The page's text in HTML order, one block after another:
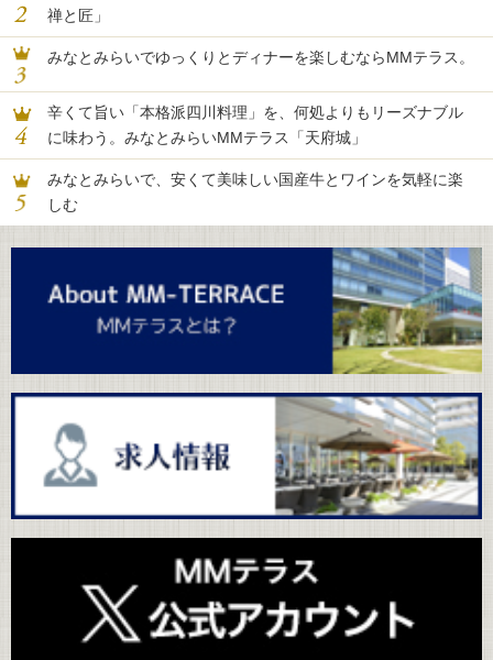
禅と匠」
みなとみらいでゆっくりとディナーを楽しむならMMテラス。
辛くて旨い「本格派四川料理」を、何処よりもリーズナブル
に味わう。みなとみらいMMテラス「天府城」
みなとみらいで、安くて美味しい国産牛とワインを気軽に楽
しむ